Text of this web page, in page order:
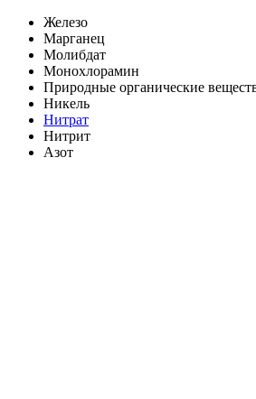
Железо
Марганец
Молибдат
Монохлорамин
Природные органические
Никель
Нитрат
Нитрит
Азот